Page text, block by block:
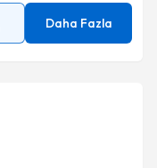
Daha Fazla